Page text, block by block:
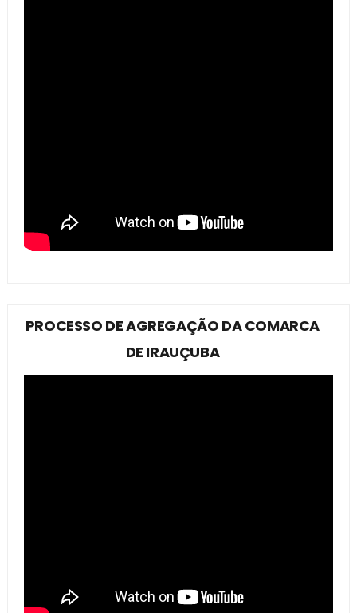
PROCESSO DE AGREGAÇÃO DA COMARCA
DE IRAUÇUBA